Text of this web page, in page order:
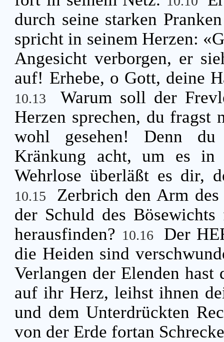
durch seine starken
spricht in seinem Herzen:
Angesicht verborgen, er
auf! Erhebe, o Gott, deine
10.13
Warum soll der
Herzen sprechen, du fragst
wohl gesehen! Denn
Kränkung acht, um es in
Wehrlose überläßt es dir,
10.15
Zerbrich den Arm
der Schuld des
herausfinden? 10.16
Der
die Heiden sind
Verlangen der Elenden
auf ihr Herz, leihst ihnen
und dem Unterdrückten
von der Erde fortan